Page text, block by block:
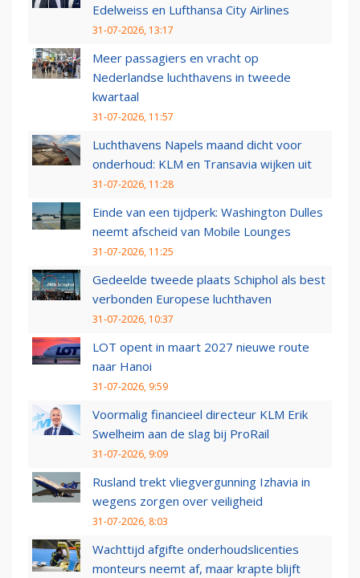
Edelweiss en Lufthansa City Airlines
31-07-2026, 13:17
Meer passagiers en vracht op
Nederlandse luchthavens in tweede
kwartaal
31-07-2026, 11:57
Luchthavens Napels maand dicht voor
onderhoud: KLM en Transavia wijken uit
31-07-2026, 11:28
Einde van een tijdperk: Washington Dulles
neemt afscheid van Mobile Lounges
31-07-2026, 11:25
Gedeelde tweede plaats Schiphol als best
verbonden Europese luchthaven
31-07-2026, 10:37
LOT opent in maart 2027 nieuwe route
naar Hanoi
31-07-2026, 9:59
Voormalig financieel directeur KLM Erik
Swelheim aan de slag bij ProRail
31-07-2026, 9:09
Rusland trekt vliegvergunning Izhavia in
wegens zorgen over veiligheid
31-07-2026, 8:03
Wachttijd afgifte onderhoudslicenties
monteurs neemt af, maar krapte blijft